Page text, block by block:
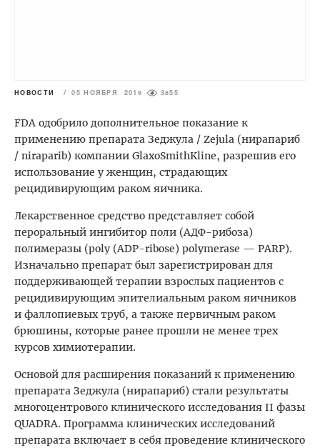
НОВОСТИ / 05 НОЯБРЯ 2019 3855
FDA одобрило дополнительное показание к
применению препарата Зеджула / Zejula (нирапариб
/ niraparib) компании GlaxoSmithKline, разрешив его
использование у женщин, страдающих
рецидивирующим раком яичника.
Лекарственное средство представляет собой
пероральный ингибитор поли (АДФ-рибоза)
полимеразы (poly (ADP-ribose) polymerase — PARP).
Изначально препарат был зарегистрирован для
поддерживающей терапии взрослых пациентов с
рецидивирующим эпителиальным раком яичников
и фаллопиевых труб, а также первичным раком
брюшины, которые ранее прошли не менее трех
курсов химиотерапии.
Основой для расширения показаний к применению
препарата Зеджула (нирапариб) стали результаты
многоцентрового клинического исследования II фазы
QUADRA. Программа клинических исследований
препарата включает в себя проведение клинического